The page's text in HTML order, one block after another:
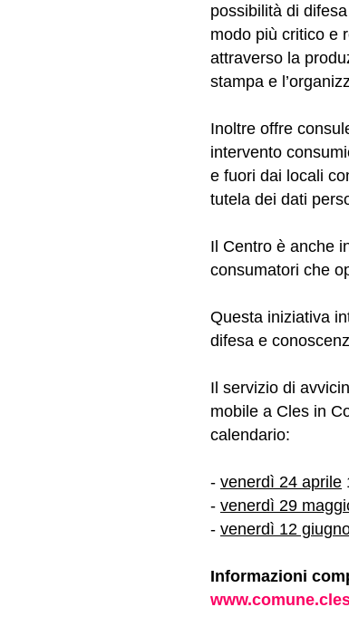
possibilità di
modo più critico e
attraverso la
stampa e
Inoltre offre
intervento
e fuori dai locali
tutela dei dati
Il Centro è anche
consumatori che
Questa iniziativa
difesa e
Il servizio di
mobile a Cles in
calendario:
- venerdì 24 aprile
- venerdì 29
- venerdì 12
Informazioni